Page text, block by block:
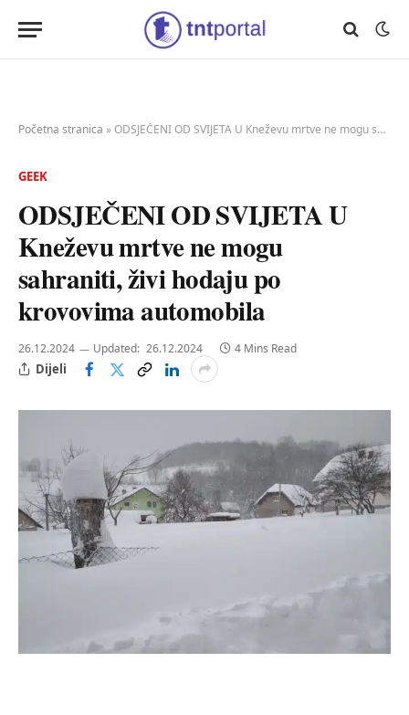
Početna stranica »ODSJEČENI OD SVIJETA U Kneževu mrtve ne mogu sahraniti, živi hodaju po krovovima automobila
GEEK
ODSJEČENI OD SVIJETA U
Kneževu mrtve ne mogu
sahraniti, živi hodaju po
krovovima automobila
26.12.2024 Updated: 26.12.2024 4 Mins Read
Dijeli